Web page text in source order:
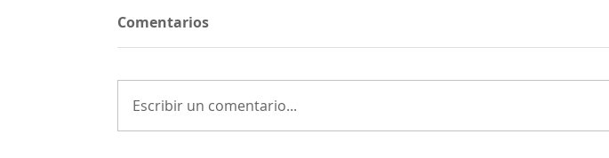
Comentarios
Escribir un comentario...